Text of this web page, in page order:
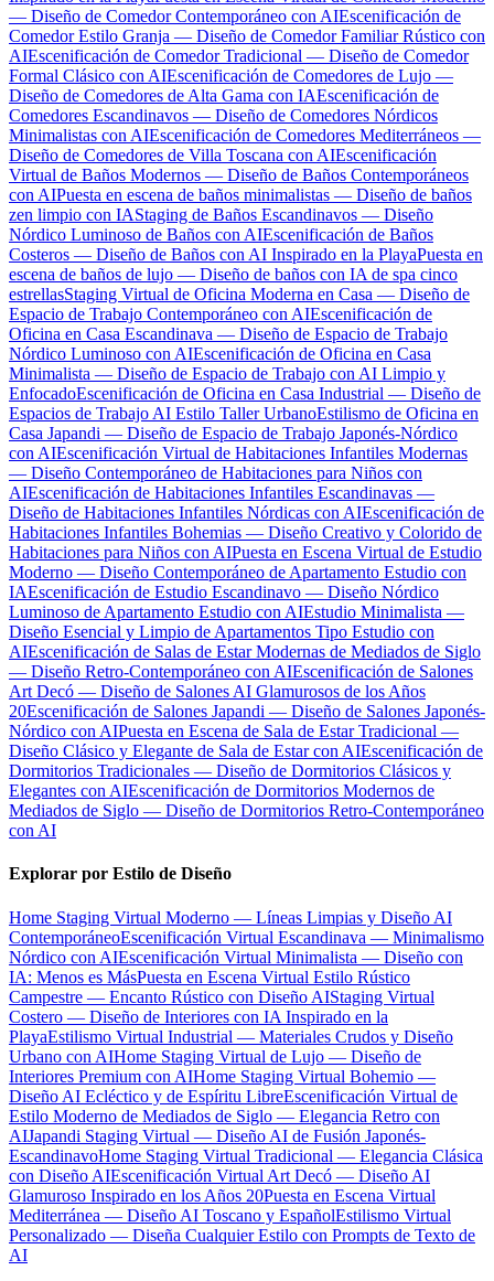
— Diseño de Comedor Contemporáneo con AIEscenificación de
Comedor Estilo Granja — Diseño de Comedor Familiar Rústico con
AIEscenificación de Comedor Tradicional — Diseño de Comedor
Formal Clásico con AIEscenificación de Comedores de Lujo —
Diseño de Comedores de Alta Gama con IAEscenificación de
Comedores Escandinavos — Diseño de Comedores Nórdicos
Minimalistas con AIEscenificación de Comedores Mediterráneos —
Diseño de Comedores de Villa Toscana con AIEscenificación
Virtual de Baños Modernos — Diseño de Baños Contemporáneos
con AIPuesta en escena de baños minimalistas — Diseño de baños
zen limpio con IAStaging de Baños Escandinavos — Diseño
Nórdico Luminoso de Baños con AIEscenificación de Baños
Costeros — Diseño de Baños con AI Inspirado en la PlayaPuesta en
escena de baños de lujo — Diseño de baños con IA de spa cinco
estrellasStaging Virtual de Oficina Moderna en Casa — Diseño de
Espacio de Trabajo Contemporáneo con AIEscenificación de
Oficina en Casa Escandinava — Diseño de Espacio de Trabajo
Nórdico Luminoso con AIEscenificación de Oficina en Casa
Minimalista — Diseño de Espacio de Trabajo con AI Limpio y
EnfocadoEscenificación de Oficina en Casa Industrial — Diseño de
Espacios de Trabajo AI Estilo Taller UrbanoEstilismo de Oficina en
Casa Japandi — Diseño de Espacio de Trabajo Japonés-Nórdico
con AIEscenificación Virtual de Habitaciones Infantiles Modernas
— Diseño Contemporáneo de Habitaciones para Niños con
AIEscenificación de Habitaciones Infantiles Escandinavas —
Diseño de Habitaciones Infantiles Nórdicas con AIEscenificación de
Habitaciones Infantiles Bohemias — Diseño Creativo y Colorido de
Habitaciones para Niños con AIPuesta en Escena Virtual de Estudio
Moderno — Diseño Contemporáneo de Apartamento Estudio con
IAEscenificación de Estudio Escandinavo — Diseño Nórdico
Luminoso de Apartamento Estudio con AIEstudio Minimalista —
Diseño Esencial y Limpio de Apartamentos Tipo Estudio con
AIEscenificación de Salas de Estar Modernas de Mediados de Siglo
— Diseño Retro-Contemporáneo con AIEscenificación de Salones
Art Decó — Diseño de Salones AI Glamurosos de los Años
20Escenificación de Salones Japandi — Diseño de Salones Japonés-
Nórdico con AIPuesta en Escena de Sala de Estar Tradicional —
Diseño Clásico y Elegante de Sala de Estar con AIEscenificación de
Dormitorios Tradicionales — Diseño de Dormitorios Clásicos y
Elegantes con AIEscenificación de Dormitorios Modernos de
Mediados de Siglo — Diseño de Dormitorios Retro-Contemporáneo
con AI
Explorar por Estilo de Diseño
Home Staging Virtual Moderno — Líneas Limpias y Diseño AI
ContemporáneoEscenificación Virtual Escandinava — Minimalismo
Nórdico con AIEscenificación Virtual Minimalista — Diseño con
IA: Menos es MásPuesta en Escena Virtual Estilo Rústico
Campestre — Encanto Rústico con Diseño AIStaging Virtual
Costero — Diseño de Interiores con IA Inspirado en la
PlayaEstilismo Virtual Industrial — Materiales Crudos y Diseño
Urbano con AIHome Staging Virtual de Lujo — Diseño de
Interiores Premium con AIHome Staging Virtual Bohemio —
Diseño AI Ecléctico y de Espíritu LibreEscenificación Virtual de
Estilo Moderno de Mediados de Siglo — Elegancia Retro con
AIJapandi Staging Virtual — Diseño AI de Fusión Japonés-
EscandinavoHome Staging Virtual Tradicional — Elegancia Clásica
con Diseño AIEscenificación Virtual Art Decó — Diseño AI
Glamuroso Inspirado en los Años 20Puesta en Escena Virtual
Mediterránea — Diseño AI Toscano y EspañolEstilismo Virtual
Personalizado — Diseña Cualquier Estilo con Prompts de Texto de
AI